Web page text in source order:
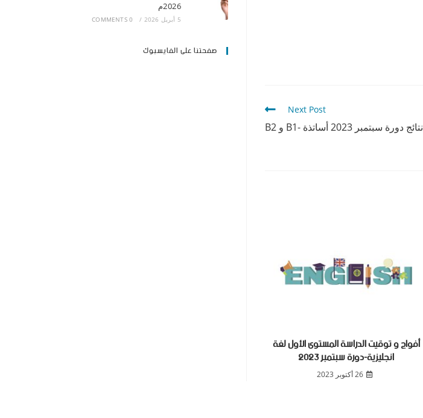
Next Post
نتائج دورة سبتمبر 2023 أساتذة -B1 و B2
أفواج و توقيت الدراسة المستوى الأول لغة
انجليزية-دورة سبتمبر 2023
26 أكتوبر 2023
2026م
5 أبريل 2026 /
0 COMMENTS
صفحتنا على الفايسبوك